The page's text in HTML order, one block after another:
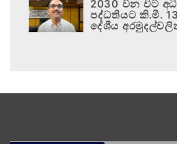
2030 වන විට
පද්ධතියට කි.මී.
දේශීය